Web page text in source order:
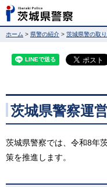
ホーム > 県警の紹介 > 茨城県警の取
茨城県警察運
茨城県警察では、令和8年
策を推進します。